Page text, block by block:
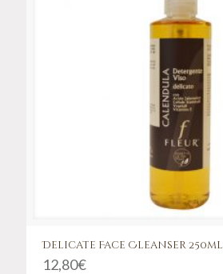
Delicate Face Cleanser 250ml
12,80€